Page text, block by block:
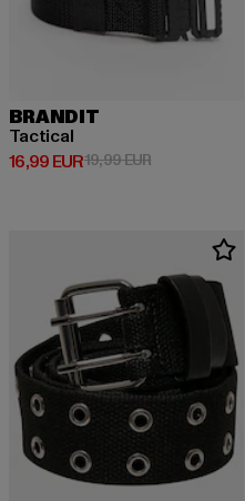
BRANDIT
Tactical
16,99 EUR
Derzeitiger Preis: 16,99 EUR
19,99 EURAktionspreis: